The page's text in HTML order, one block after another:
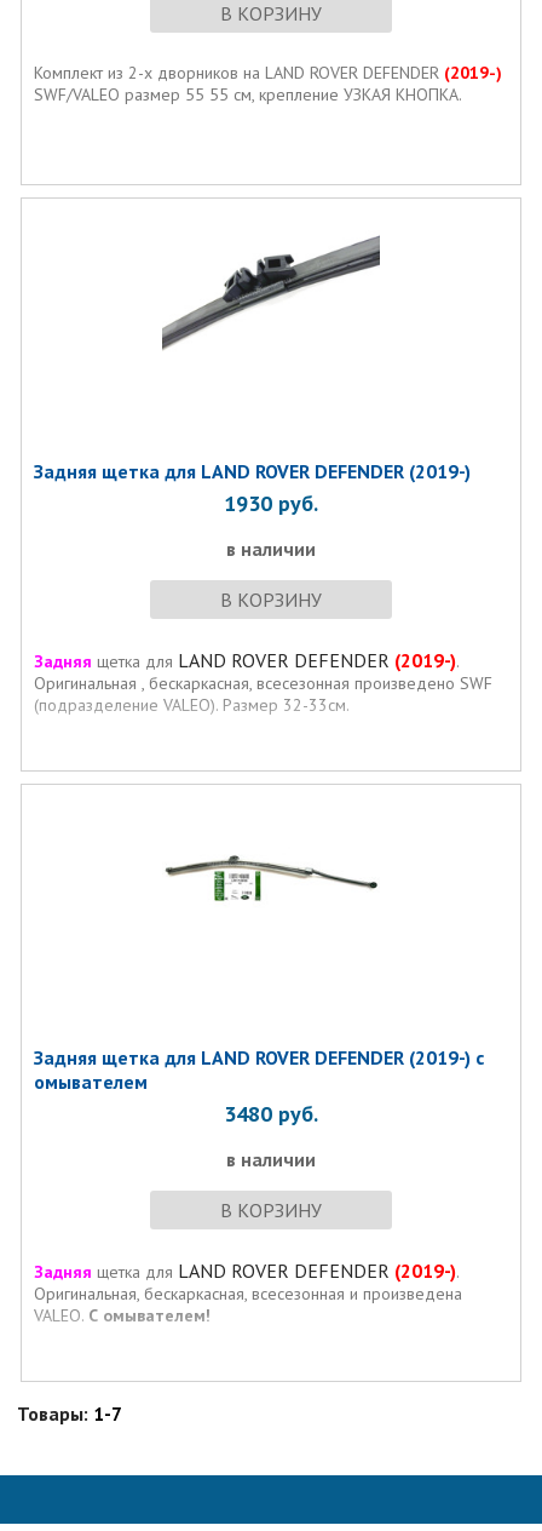
В КОРЗИНУ
Комплект из 2-х дворников на LAND ROVER DEFENDER (2019-)
SWF/VALEO размер 55 55 см, крепление УЗКАЯ КНОПКА.
Задняя щетка для LAND ROVER DEFENDER (2019-)
1930 руб.
в наличии
В КОРЗИНУ
Задняя щетка для LAND ROVER DEFENDER (2019-).
Оригинальная , бескаркасная, всесезонная произведено SWF
(подразделение VALEO). Размер 32-33см.
Задняя щетка для LAND ROVER DEFENDER (2019-) с
омывателем
3480 руб.
в наличии
В КОРЗИНУ
Задняя щетка для LAND ROVER DEFENDER (2019-).
Оригинальная, бескаркасная, всесезонная и произведена
VALEO. С омывателем!
Товары: 1-7